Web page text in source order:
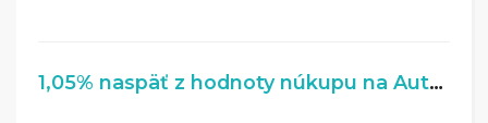
1,05% naspäť z hodnoty núkupu na Auto123.sk